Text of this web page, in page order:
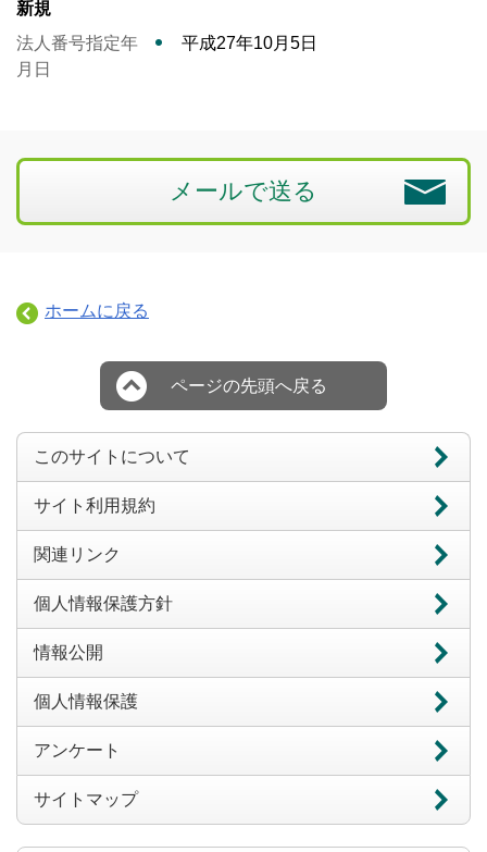
新規
法人番号指定年
月日
平成27年10月5日
メールで送る
ホームに戻る
ページの先頭へ戻る
このサイトについて
サイト利用規約
関連リンク
個人情報保護方針
情報公開
個人情報保護
アンケート
サイトマップ